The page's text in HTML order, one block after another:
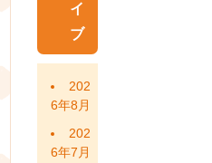
イ
ブ
202
6年8月
202
6年7月